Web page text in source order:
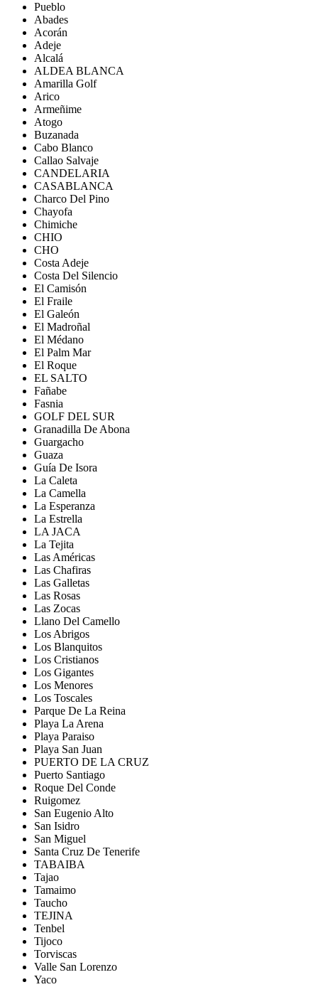
Pueblo
Abades
Acorán
Adeje
Alcalá
ALDEA BLANCA
Amarilla Golf
Arico
Armeñime
Atogo
Buzanada
Cabo Blanco
Callao Salvaje
CANDELARIA
CASABLANCA
Charco Del Pino
Chayofa
Chimiche
CHIO
CHO
Costa Adeje
Costa Del Silencio
El Camisón
El Fraile
El Galeón
El Madroñal
El Médano
El Palm Mar
El Roque
EL SALTO
Fañabe
Fasnia
GOLF DEL SUR
Granadilla De Abona
Guargacho
Guaza
Guía De Isora
La Caleta
La Camella
La Esperanza
La Estrella
LA JACA
La Tejita
Las Américas
Las Chafiras
Las Galletas
Las Rosas
Las Zocas
Llano Del Camello
Los Abrigos
Los Blanquitos
Los Cristianos
Los Gigantes
Los Menores
Los Toscales
Parque De La Reina
Playa La Arena
Playa Paraiso
Playa San Juan
PUERTO DE LA CRUZ
Puerto Santiago
Roque Del Conde
Ruigomez
San Eugenio Alto
San Isidro
San Miguel
Santa Cruz De Tenerife
TABAIBA
Tajao
Tamaimo
Taucho
TEJINA
Tenbel
Tijoco
Torviscas
Valle San Lorenzo
Yaco